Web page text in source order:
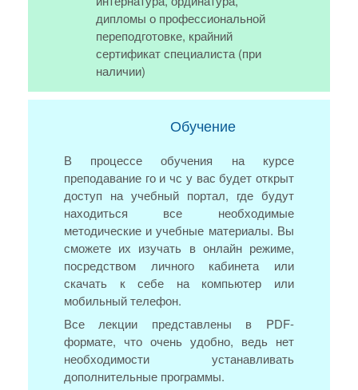
дипломы о профессиональной
переподготовке, крайний
сертификат специалиста (при
наличии)
Обучение
В процессе обучения на курсе
преподавание го и чс у вас будет открыт
доступ на учебный портал, где будут
находиться все необходимые
методические и учебные материалы. Вы
сможете их изучать в онлайн режиме,
посредством личного кабинета или
скачать к себе на компьютер или
мобильный телефон.
Все лекции представлены в PDF-
формате, что очень удобно, ведь нет
необходимости устанавливать
дополнительные программы.